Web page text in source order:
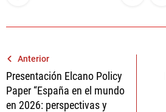
Navegación
de
entradas
Anterior
Presentación Elcano Policy
Paper “España en el mundo
en 2026: perspectivas y